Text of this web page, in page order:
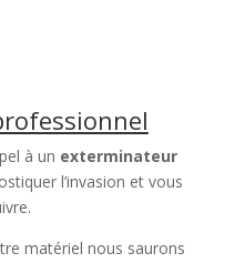
à un exterminateur
l’invasion et vous
matériel nous saurons